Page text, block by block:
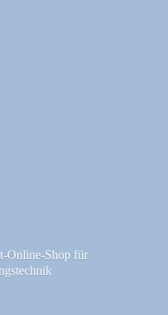
Online-Shop für